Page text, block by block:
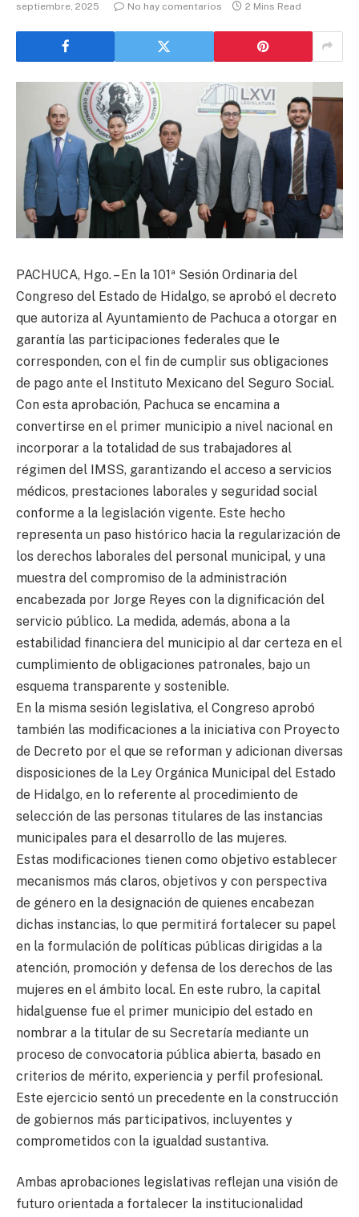
septiembre, 2025 No hay comentarios 2 Mins Read
PACHUCA, Hgo. – En la 101ª Sesión Ordinaria del
Congreso del Estado de Hidalgo, se aprobó el decreto
que autoriza al Ayuntamiento de Pachuca a otorgar en
garantía las participaciones federales que le
corresponden, con el fin de cumplir sus obligaciones
de pago ante el Instituto Mexicano del Seguro Social.
Con esta aprobación, Pachuca se encamina a
convertirse en el primer municipio a nivel nacional en
incorporar a la totalidad de sus trabajadores al
régimen del IMSS, garantizando el acceso a servicios
médicos, prestaciones laborales y seguridad social
conforme a la legislación vigente. Este hecho
representa un paso histórico hacia la regularización de
los derechos laborales del personal municipal, y una
muestra del compromiso de la administración
encabezada por Jorge Reyes con la dignificación del
servicio público. La medida, además, abona a la
estabilidad financiera del municipio al dar certeza en el
cumplimiento de obligaciones patronales, bajo un
esquema transparente y sostenible.
En la misma sesión legislativa, el Congreso aprobó
también las modificaciones a la iniciativa con Proyecto
de Decreto por el que se reforman y adicionan diversas
disposiciones de la Ley Orgánica Municipal del Estado
de Hidalgo, en lo referente al procedimiento de
selección de las personas titulares de las instancias
municipales para el desarrollo de las mujeres.
Estas modificaciones tienen como objetivo establecer
mecanismos más claros, objetivos y con perspectiva
de género en la designación de quienes encabezan
dichas instancias, lo que permitirá fortalecer su papel
en la formulación de políticas públicas dirigidas a la
atención, promoción y defensa de los derechos de las
mujeres en el ámbito local. En este rubro, la capital
hidalguense fue el primer municipio del estado en
nombrar a la titular de su Secretaría mediante un
proceso de convocatoria pública abierta, basado en
criterios de mérito, experiencia y perfil profesional.
Este ejercicio sentó un precedente en la construcción
de gobiernos más participativos, incluyentes y
comprometidos con la igualdad sustantiva.
Ambas aprobaciones legislativas reflejan una visión de
futuro orientada a fortalecer la institucionalidad